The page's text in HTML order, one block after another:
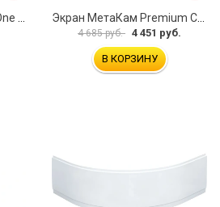
Боковая панель Marka One Flat 80 MG L 02бфл80мгл Экран МетаКам Premium Collection 4650208860133
4 685 руб. 4 451 руб.
В КОРЗИНУ